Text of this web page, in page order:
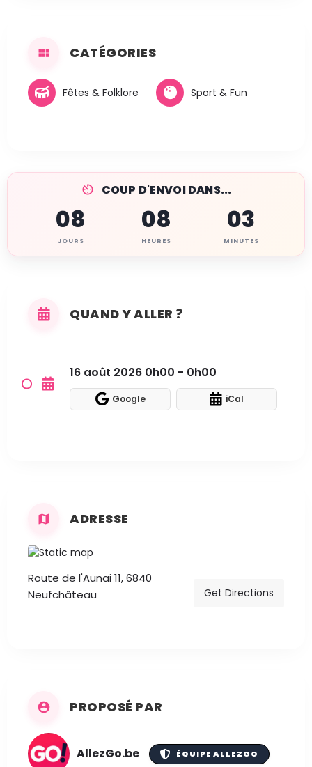
CATÉGORIES
Fêtes & Folklore Sport & Fun
COUP D'ENVOI DANS...
08
JOURS
08
HEURES
03
MINUTES
QUAND Y ALLER ?
16 août 2026 0h00 - 0h00
Google iCal
ADRESSE
Route de l'Aunai 11, 6840
Neufchâteau
Get Directions
PROPOSÉ PAR
AllezGo.be ÉQUIPE ALLEZGO